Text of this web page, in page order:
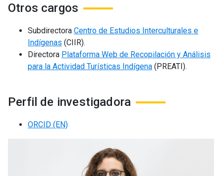
Otros cargos
Subdirectora Centro de Estudios Interculturales e
Indígenas (CIIR).
Directora Plataforma Web de Recopilación y Análisis
para la Actividad Turísticas Indígena (PREATI).
Perfil de investigadora
ORCID (EN)